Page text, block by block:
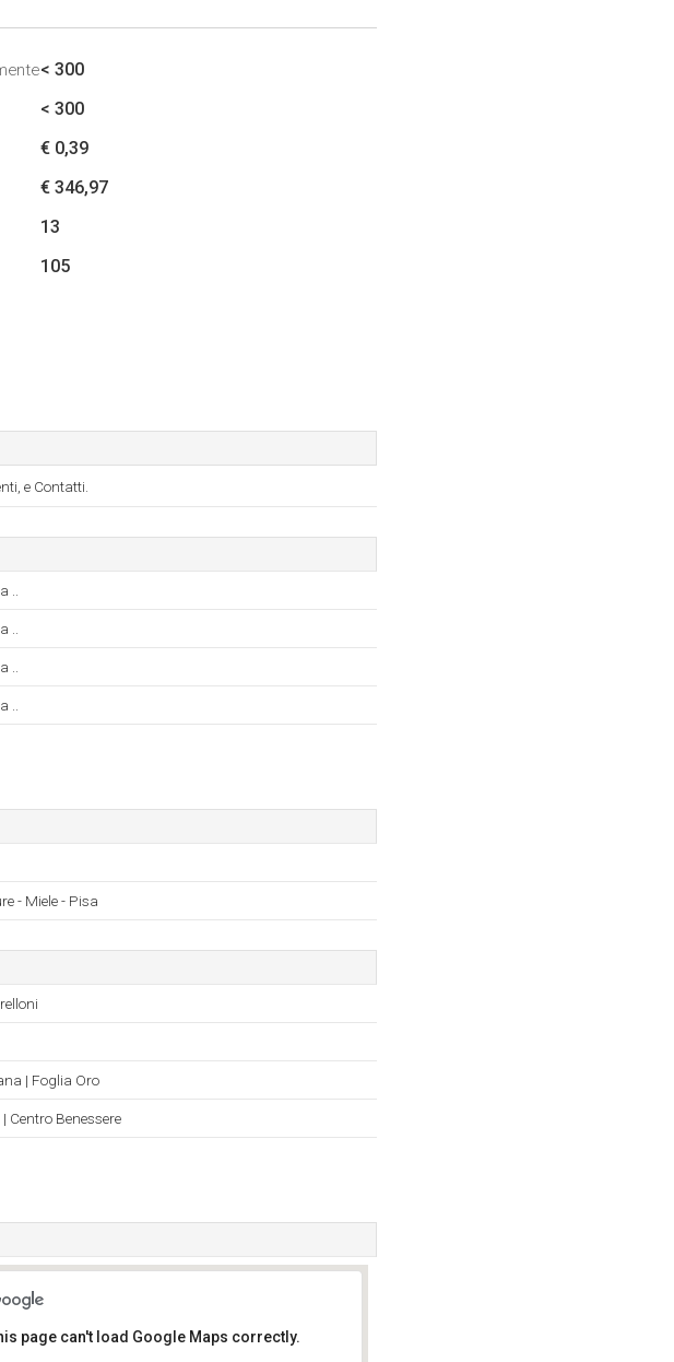
< 300
< 300
€ 0,39
€ 346,97
13
105
e Contatti.
- Miele - Pisa
| Foglia Oro
Centro Benessere
page can't load Google Maps correctly.